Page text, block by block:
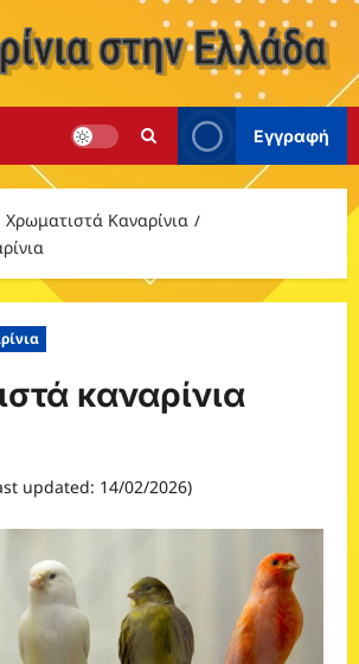
Εγγραφή
Χρωματιστά Καναρίνια
καναρίνια
updated: 14/02/2026)